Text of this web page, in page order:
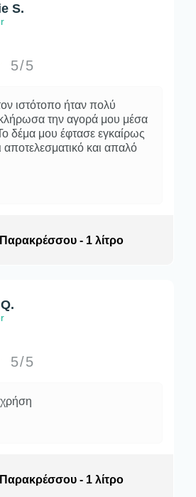
S.
5/5
ιστότοπο ήταν πολύ
την αγορά μου μέσα
δέμα μου έφτασε εγκαίρως
αποτελεσματικό και απαλό
- 1 λίτρο
5/5
- 1 λίτρο